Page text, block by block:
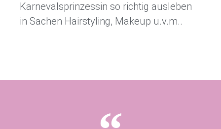
Karnevalsprinzessin so richtig ausleben
in Sachen Hairstyling, Makeup u.v.m..